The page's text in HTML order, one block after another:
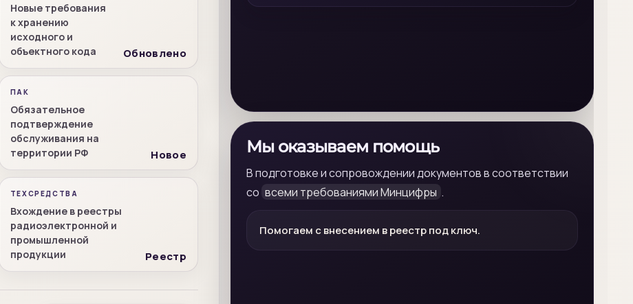
Новые требования
к хранению
исходного и
объектного кода
Обновлено
ПАК
Обязательное
подтверждение
обслуживания на
территории РФ
Новое
ТЕХСРЕДСТВА
Вхождение в реестры
радиоэлектронной и
промышленной
продукции
Реестр
Мы оказываем помощь
В подготовке и сопровождении документов в соответствии
со всеми требованиями Минцифры .
Помогаем с внесением в реестр под ключ.